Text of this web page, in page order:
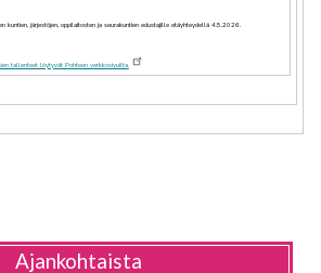
kuntien, järjestöjen, oppilaitosten ja seurakuntien edustajille etäyhteydellä 4.5.2026.
tallenteet löytyvät Pohteen verkkosivuilta.
Ajankohtaista